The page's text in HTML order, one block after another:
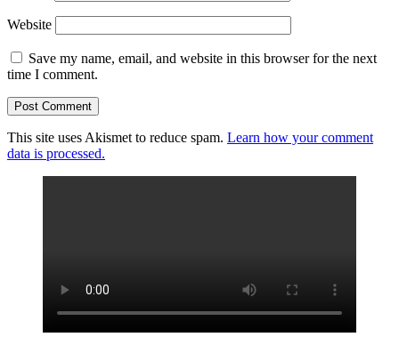
Website
Save my name, email, and website in this browser for the next
time I comment.
This site uses Akismet to reduce spam. Learn how your comment
data is processed.